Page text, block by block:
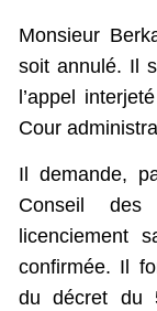
Monsieur
soit annulé. Il
l’appel
Cour
Il demande,
Conseil des
licenciement
confirmée. Il
du décret du